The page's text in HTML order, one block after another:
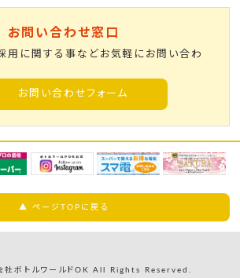
お問い合わせ窓口
用に関する事などお気軽にお問い合わ
お問い合わせフォーム
▲ ページTOPに戻る
ボトルワールドOK All Rights Reserved.